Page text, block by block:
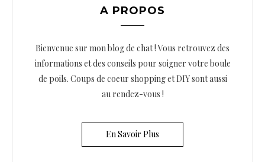
A PROPOS
Bienvenue sur mon blog de chat ! Vous retrouvez des
informations et des conseils pour soigner votre boule
de poils. Coups de coeur shopping et DIY sont aussi
au rendez-vous !
En Savoir Plus